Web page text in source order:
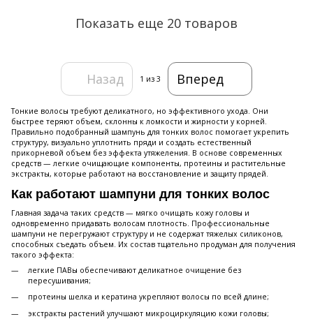
Показать еще 20 товаров
Назад 1 из 3 Вперед
Тонкие волосы требуют деликатного, но эффективного ухода. Они
быстрее теряют объем, склонны к ломкости и жирности у корней.
Правильно подобранный шампунь для тонких волос помогает укрепить
структуру, визуально уплотнить пряди и создать естественный
прикорневой объем без эффекта утяжеления. В основе современных
средств — легкие очищающие компоненты, протеины и растительные
экстракты, которые работают на восстановление и защиту прядей.
Как работают шампуни для тонких волос
Главная задача таких средств — мягко очищать кожу головы и
одновременно придавать волосам плотность. Профессиональные
шампуни не перегружают структуру и не содержат тяжелых силиконов,
способных съедать объем. Их состав тщательно продуман для получения
такого эффекта:
легкие ПАВы обеспечивают деликатное очищение без
пересушивания;
протеины шелка и кератина укрепляют волосы по всей длине;
экстракты растений улучшают микроциркуляцию кожи головы;